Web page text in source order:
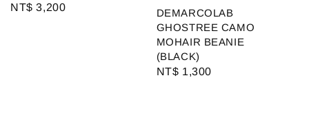
Regular
NT$ 3,200
DEMARCOLAB
GHOSTREE CAMO
MOHAIR BEANIE
(BLACK)
Regular
NT$ 1,300